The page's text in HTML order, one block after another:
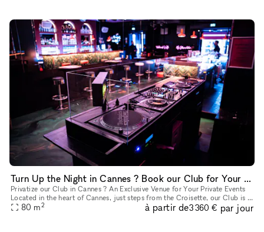
Turn Up the Night in Cannes ? Book our Club for Your Event
Privatize our Club in Cannes ? An Exclusive Venue for Your Private Events
Located in the heart of Cannes, just steps from the Croisette, our Club is a
sleek and stylish cocktail bar, perfect for all
80 m2 à partir de3 360 € par jour